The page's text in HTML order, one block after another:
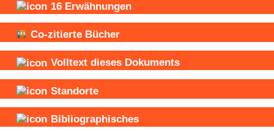
16 Erwähnungen
Co-zitierte Bücher
Volltext dieses Dokuments
Standorte
Bibliographisches